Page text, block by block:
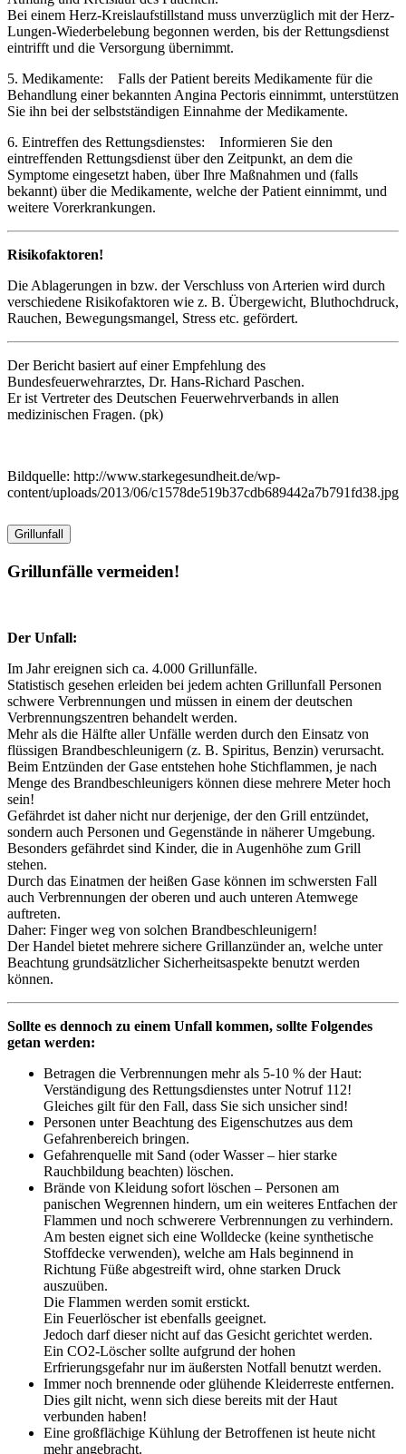
Bei einem Herz-Kreislaufstillstand muss unverzüglich mit der Herz-
Lungen-Wiederbelebung begonnen werden, bis der Rettungsdienst
eintrifft und die Versorgung übernimmt.
5. Medikamente: Falls der Patient bereits Medikamente für die
Behandlung einer bekannten Angina Pectoris einnimmt, unterstützen
Sie ihn bei der selbstständigen Einnahme der Medikamente.
6. Eintreffen des Rettungsdienstes: Informieren Sie den
eintreffenden Rettungsdienst über den Zeitpunkt, an dem die
Symptome eingesetzt haben, über Ihre Maßnahmen und (falls
bekannt) über die Medikamente, welche der Patient einnimmt, und
weitere Vorerkrankungen.
Risikofaktoren!
Die Ablagerungen in bzw. der Verschluss von Arterien wird durch
verschiedene Risikofaktoren wie z. B. Übergewicht, Bluthochdruck,
Rauchen, Bewegungsmangel, Stress etc. gefördert.
Der Bericht basiert auf einer Empfehlung des
Bundesfeuerwehrarztes, Dr. Hans-Richard Paschen.
Er ist Vertreter des Deutschen Feuerwehrverbands in allen
medizinischen Fragen. (pk)
Bildquelle: http://www.starkegesundheit.de/wp-
content/uploads/2013/06/c1578de519b37cdb689442a7b791fd38.jpg
Grillunfall
Grillunfälle vermeiden!
Der Unfall:
Im Jahr ereignen sich ca. 4.000 Grillunfälle.
Statistisch gesehen erleiden bei jedem achten Grillunfall Personen
schwere Verbrennungen und müssen in einem der deutschen
Verbrennungszentren behandelt werden.
Mehr als die Hälfte aller Unfälle werden durch den Einsatz von
flüssigen Brandbeschleunigern (z. B. Spiritus, Benzin) verursacht.
Beim Entzünden der Gase entstehen hohe Stichflammen, je nach
Menge des Brandbeschleunigers können diese mehrere Meter hoch
sein!
Gefährdet ist daher nicht nur derjenige, der den Grill entzündet,
sondern auch Personen und Gegenstände in näherer Umgebung.
Besonders gefährdet sind Kinder, die in Augenhöhe zum Grill
stehen.
Durch das Einatmen der heißen Gase können im schwersten Fall
auch Verbrennungen der oberen und auch unteren Atemwege
auftreten.
Daher: Finger weg von solchen Brandbeschleunigern!
Der Handel bietet mehrere sichere Grillanzünder an, welche unter
Beachtung grundsätzlicher Sicherheitsaspekte benutzt werden
können.
Sollte es dennoch zu einem Unfall kommen, sollte Folgendes
getan werden:
Betragen die Verbrennungen mehr als 5-10 % der Haut:
Verständigung des Rettungsdienstes unter Notruf 112!
Gleiches gilt für den Fall, dass Sie sich unsicher sind!
Personen unter Beachtung des Eigenschutzes aus dem
Gefahrenbereich bringen.
Gefahrenquelle mit Sand (oder Wasser – hier starke
Rauchbildung beachten) löschen.
Brände von Kleidung sofort löschen – Personen am
panischen Wegrennen hindern, um ein weiteres Entfachen der
Flammen und noch schwerere Verbrennungen zu verhindern.
Am besten eignet sich eine Wolldecke (keine synthetische
Stoffdecke verwenden), welche am Hals beginnend in
Richtung Füße abgestreift wird, ohne starken Druck
auszuüben.
Die Flammen werden somit erstickt.
Ein Feuerlöscher ist ebenfalls geeignet.
Jedoch darf dieser nicht auf das Gesicht gerichtet werden.
Ein CO2-Löscher sollte aufgrund der hohen
Erfrierungsgefahr nur im äußersten Notfall benutzt werden.
Immer noch brennende oder glühende Kleiderreste entfernen.
Dies gilt nicht, wenn sich diese bereits mit der Haut
verbunden haben!
Eine großflächige Kühlung der Betroffenen ist heute nicht
mehr angebracht.